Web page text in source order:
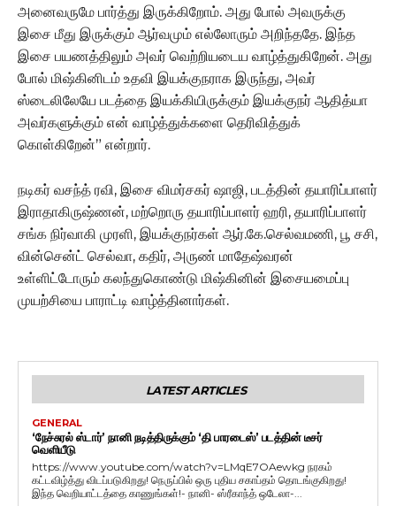
அனைவருமே பார்த்து இருக்கிறோம். அது போல் அவருக்கு
இசை மீது இருக்கும் ஆர்வமும் எல்லோரும் அறிந்ததே. இந்த
இசை பயணத்திலும் அவர் வெற்றியடைய வாழ்த்துகிறேன். அது
போல் மிஷ்கினிடம் உதவி இயக்குநராக இருந்து, அவர்
ஸ்டைலிலேயே படத்தை இயக்கியிருக்கும் இயக்குநர் ஆதித்யா
அவர்களுக்கும் என் வாழ்த்துக்களை தெரிவித்துக்
கொள்கிறேன்” என்றார்.
நடிகர் வசந்த் ரவி, இசை விமர்சகர் ஷாஜி, படத்தின் தயாரிப்பாளர்
இராதாகிருஷ்ணன், மற்றொரு தயாரிப்பாளர் ஹரி, தயாரிப்பாளர்
சங்க நிர்வாகி முரளி, இயக்குநர்கள் ஆர்.கே.செல்வமணி, பூ சசி,
வின்சென்ட் செல்வா, கதிர், அருண் மாதேஷ்வரன்
உள்ளிட்டோரும் கலந்துகொண்டு மிஷ்கினின் இசையமைப்பு
முயற்சியை பாராட்டி வாழ்த்தினார்கள்.
LATEST ARTICLES
GENERAL
‘நேச்சுரல் ஸ்டார்’ நானி நடித்திருக்கும் ‘தி பாரடைஸ்’ படத்தின் டீசர்
வெளியீடு
https://www.youtube.com/watch?v=LMqE7OAewkg நரகம்
கட்டவிழ்த்து விடப்படுகிறது! நெருப்பில் ஒரு புதிய சகாப்தம் தொடங்குகிறது!
இந்த வெறியாட்டத்தை காணுங்கள்!- நானி- ஸ்ரீகாந்த் ஒடேலா-...